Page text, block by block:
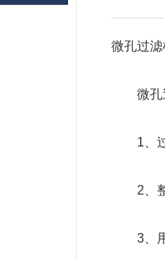
微孔过
微孔过
1、过
2、整
3、用